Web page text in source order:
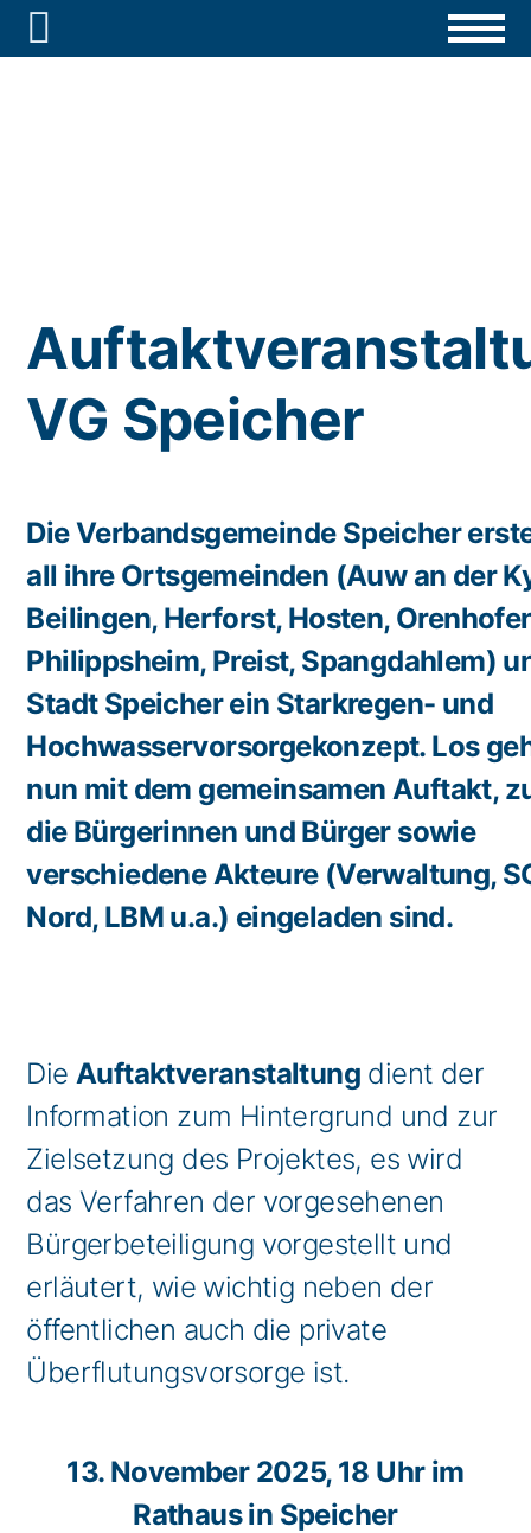

VG Speicher
Die Verbandsgemeinde Speicher
all ihre Ortsgemeinden (Auw an der
Beilingen, Herforst, Hosten,
Philippsheim, Preist, Spangdahlem)
Stadt Speicher ein Starkregen- und
Hochwasservorsorgekonzept. Los
nun mit dem gemeinsamen Auftakt,
die Bürgerinnen und Bürger sowie
verschiedene Akteure (Verwaltung,
Nord, LBM u.a.) eingeladen sind.
DieAuftaktveranstaltung dient der
Information zum Hintergrund und zur
Zielsetzung des Projektes, es wird
das Verfahren der vorgesehenen
Bürgerbeteiligung vorgestellt und
erläutert, wie wichtig neben der
öffentlichen auch die private
Überflutungsvorsorge ist.
13. November 2025, 18 Uhr im
Rathaus in Speicher